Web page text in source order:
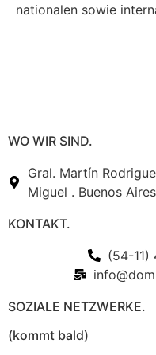
nationalen sowie
WO WIR SIND.
Gral. Martín
Miguel . Buenos Aires
KONTAKT.
(54-
SOZIALE NETZWERKE.
(kommt bald)